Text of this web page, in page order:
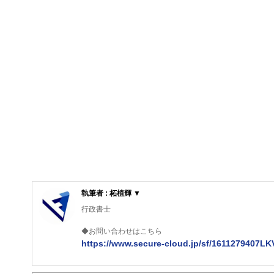
執筆者 : 柘植輝 ▼
行政書士
◆お問い合わせはこちら
https://www.secure-cloud.jp/sf/
２級ファイナンシャルプランナー